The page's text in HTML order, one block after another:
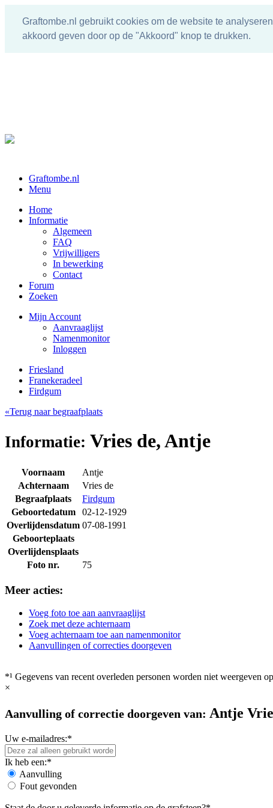
Graftombe.nl gebruikt cookies om de website te
akkoord geven door op de "Akkoord" knop te drukken.
Graftombe.nl
Menu
Home
Informatie
Algemeen
FAQ
Vrijwilligers
In bewerking
Contact
Forum
Zoeken
Mijn Account
Aanvraaglijst
Namenmonitor
Inloggen
Friesland
Franekeradeel
Firdgum
«Terug naar begraafplaats
Informatie: Vries de, Antje
Voornaam
Antje
Achternaam
Vries de
Begraafplaats
Firdgum
Geboortedatum
02-12-1929
Overlijdensdatum 07-08-1991
Geboorteplaats
Overlijdensplaats
Foto nr.
75
Meer acties:
Voeg foto toe aan aanvraaglijst
Zoek met deze achternaam
Voeg achternaam toe aan namenmonitor
Aanvullingen of correcties doorgeven
*¹ Gegevens van recent overleden personen worden niet weergeven
×
Aanvulling of correctie doorgeven van: Antje
Uw e-mailadres:*
Ik heb een:*
Aanvulling
Fout gevonden